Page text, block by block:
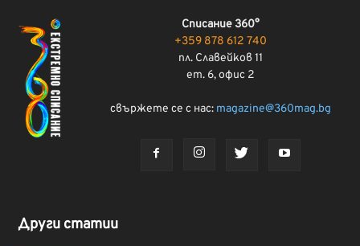
Списание 360°
+359 878 612 740
пл. Славейков 11
ет. 6, офис 2
свържете се с нас: magazine@360mag.bg
Други статии